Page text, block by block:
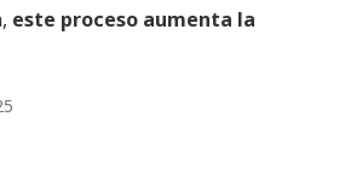
este proceso aumenta la